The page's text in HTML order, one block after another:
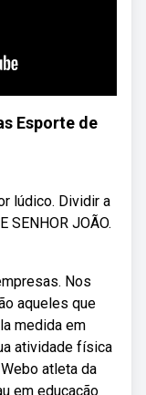
Esporte de
lúdico. Dividir a
SENHOR JOÃO.
Nos
aqueles que
medida em
atividade física
atleta da
em educação